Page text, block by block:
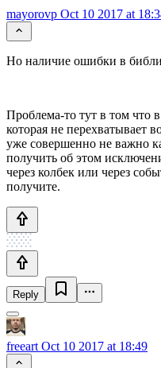
mayorovp Oct 10 2017 at
Но наличие ошибки в
Проблема-то тут в том что
которая не перехватывает
уже совершенно не важно
получить об этом
через колбек или через
получите.
Reply
freeart Oct 10 2017 at 18:49